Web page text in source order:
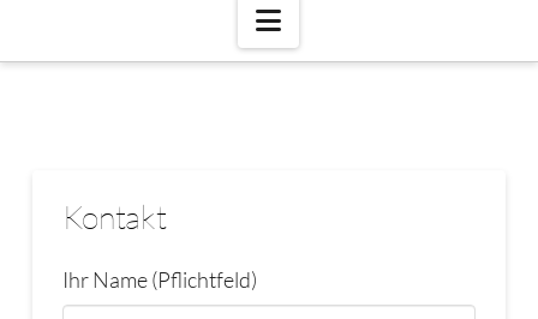
Navigation
Kontakt
Ihr Name (Pflichtfeld)